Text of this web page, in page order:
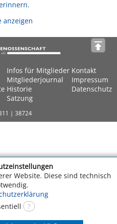
Website. Diese sind technisch
?
anzeigen
Infos für Mitglieder
Mitgliederjournal
Historie
Satzung
Kontakt
Impressum
Datenschutz
| 38724